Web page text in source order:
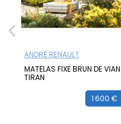
ANDRÉ RENAULT
MATELAS FIXE BRUN DE VIAN
TIRAN
1 600 €